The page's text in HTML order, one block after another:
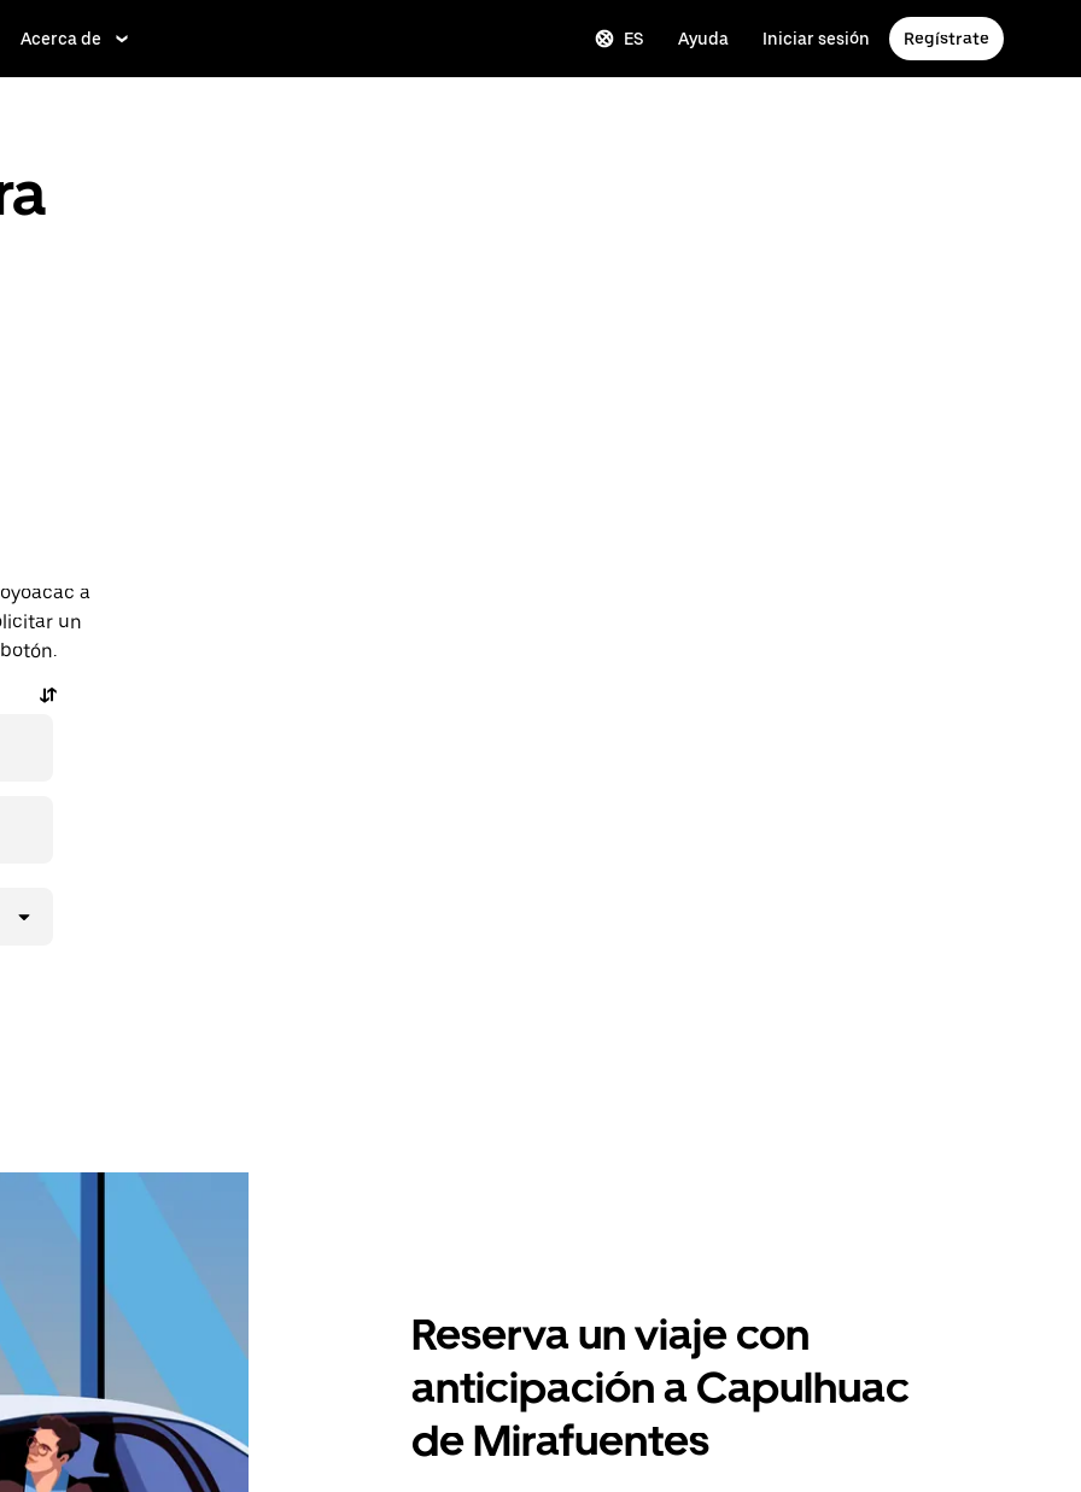
Acerca de ES Ayuda Iniciar sesión Regístrate
a
un
Reserva un viaje con
anticipación a Capulhuac
de Mirafuentes